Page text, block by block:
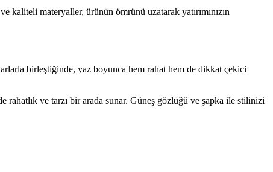
materyaller, ürünün ömrünü uzatarak yatırımınızın
birleştiğinde, yaz boyunca hem rahat hem de dikkat çekici
ve tarzı bir arada sunar. Güneş gözlüğü ve şapka ile stilinizi